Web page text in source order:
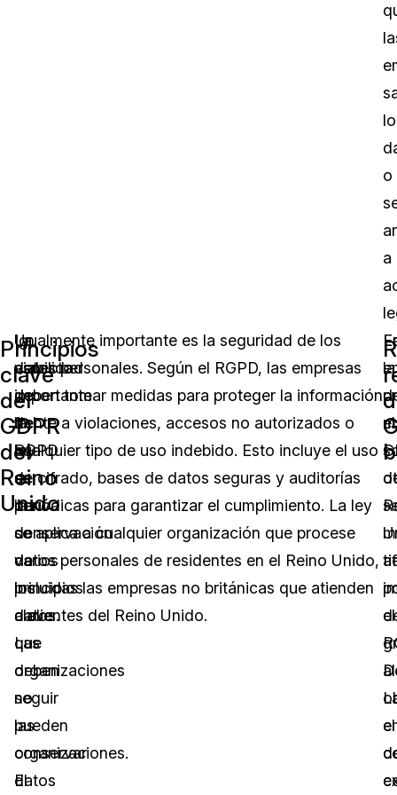
o
a
Principios
clave
del
GDPR
del
Reino
Unido
La
viabilidad
de
la
ley
se
deriva
de
varios
principios
clave
que
deben
seguir
las
organizaciones.
El
Un
aspecto
importante
del
RGPD
es
la
conservación
de
los
datos.
Las
organizaciones
no
pueden
conservar
datos
Igualmente importante es la seguridad de los
datos personales. Según el RGPD, las empresas
deben tomar medidas para proteger la información
frente a violaciones, accesos no autorizados o
cualquier tipo de uso indebido. Esto incluye el uso
de cifrado, bases de datos seguras y auditorías
periódicas para garantizar el cumplimiento. La ley
se aplica a cualquier organización que procese
datos personales de residentes en el Reino Unido,
incluidas las empresas no británicas que atienden
a clientes del Reino Unido.
la
el
el
el